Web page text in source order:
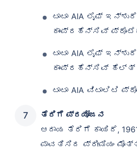
ಟಾಟಾ AIA ಲೈಫ್
ಕಾಂಪ್ರಹೆನ್ಸಿವ್
ಟಾಟಾ AIA ಲೈಫ್
ಕಾಂಪ್ರಹೆನ್ಸಿವ್ ಹೆಲ್ತ್
ಟಾಟಾ AIA ವಿಟಾಲಿಟಿ
ತೆರಿಗೆ ಪ್ರಯೋಜನ
ಆದಾಯ ತೆರಿಗೆ ಕಾಯಿದೆ,
ಪಾವತಿಸಿದ ಪ್ರೀಮಿಯಂ